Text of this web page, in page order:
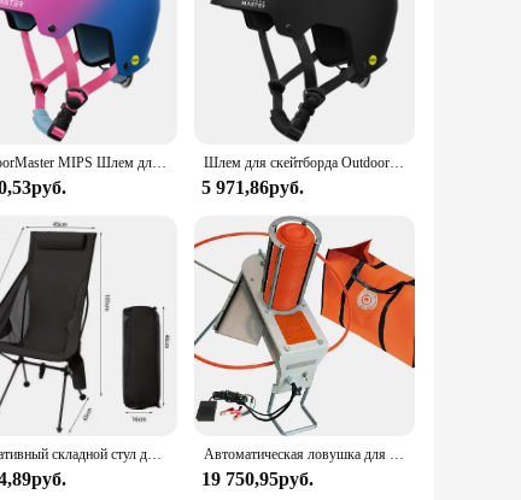
in mind, this helmet boasts a high-density
impact absorption, ensuring your head is
hindrance of drag.
Its sleek, lightweight construction makes it
in tandem to keep you cool and comfortable, even
features make it a sought-after item for outdoor
1078 certification, you can rest assured that you're
Cycling Helmet is the perfect choice for those
OutdoorMaster MIPS Шлем для скейтборда Два съемных вкладыша Вентиляция Мультиспортивный скутер Роликовые коньки Роликовые коньки Шлем для скейтборда OutdoorMaster MIPS, два съемных вкладыша, вентиляция, разные виды спорта
5 971,86руб.
Портативный складной стул для кемпинга на открытом воздухе, расширенный ультралегкий дышащий стул из алюминиевого сплава для отдыха, пляжа, кемпинга, рыбалки Автоматическая ловушка для шпагателей, белая, 8,6x11x22,2 дюйма
19 750,95руб.